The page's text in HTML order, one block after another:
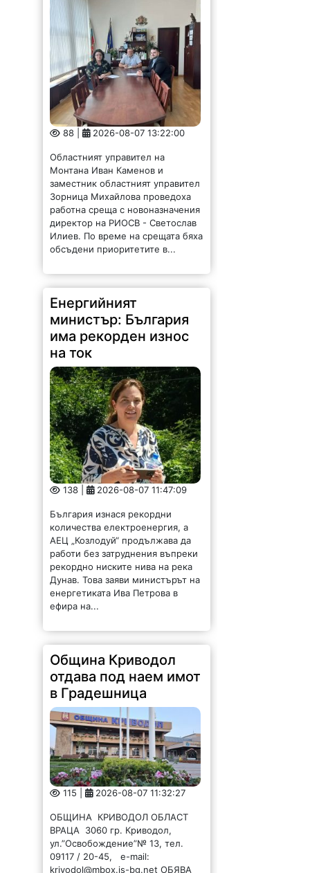
88 | 2026-08-07 13:22:00
Областният управител на
Монтана Иван Каменов и
Зорница Михайлова проведоха
работна среща с новоназначения
директор на РИОСВ - Светослав
Илиев. По време на срещата бяха
обсъдени приоритетите в...
има рекорден износ
на ток
138 | 2026-08-07 11:47:09
България изнася рекордни
количества електроенергия, а
работи без затруднения въпреки
рекордно ниските нива на река
Дунав. Това заяви министърът на
енергетиката Ива Петрова в
ефира на...
в Градешница
115 | 2026-08-07 11:32:27
ОБЩИНА КРИВОДОЛ ОБЛАСТ
ВРАЦА 3060 гр. Криводол,
09117 / 20-45, e-mail:
krivodol@mbox.is-bg.net ОБЯВА
На основание чл. 8, ал. 4,
чл. 14, ал. 7 от ЗОС; чл. 92, ал. 1...